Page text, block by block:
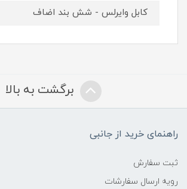
کابل وایرلس - شش بند اضاف
برگشت به بالا
راهنمای خرید از جانبی
ثبت سفارش
رویه ارسال سفارشات